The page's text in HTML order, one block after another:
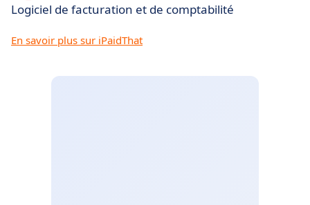
Logiciel de facturation et de comptabilité
En savoir plus sur iPaidThat